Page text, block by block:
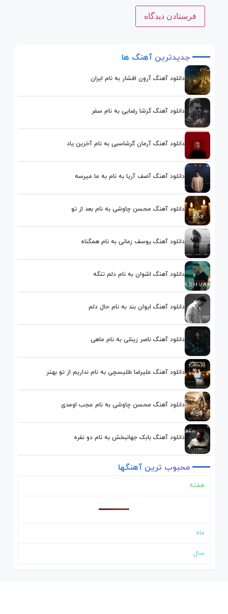
جدیدترین آهنگ ها
دانلود آهنگ آرون افشار به نام ایران
دانلود آهنگ گرشا رضایی به نام سفر
دانلود آهنگ آرمان گرشاسبی به نام آخرین یاد
دانلود آهنگ آصف آریا به نام به ما میرسه
دانلود آهنگ محسن چاوشی به نام بعد از تو
دانلود آهنگ یوسف زمانی به نام همگناه
دانلود آهنگ اشوان به نام دلم تنگه
دانلود آهنگ ایوان بند به نام حال دلم
دانلود آهنگ ناصر زینلی به نام ماهی
دانلود آهنگ علیرضا طلیسچی به نام نداریم از تو بهتر
دانلود آهنگ محسن چاوشی به نام عجب اومدی
دانلود آهنگ بابک جهانبخش به نام دو نفره
محبوب ترین آهنگها
هفته
ماه
سال